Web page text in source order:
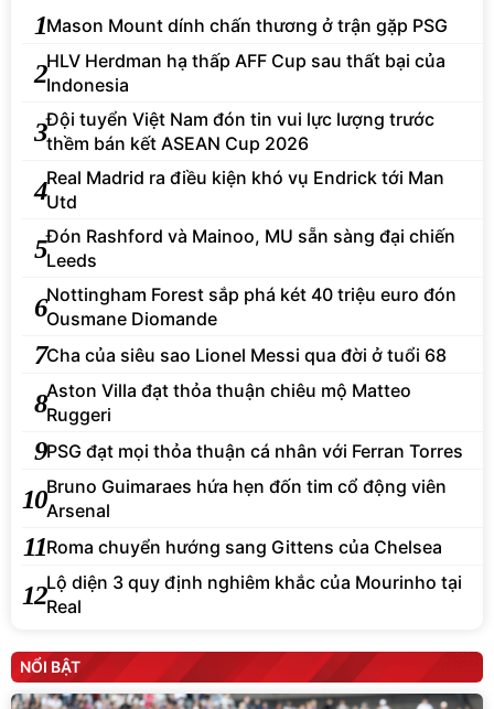
1Mason Mount dính chấn thương ở trận gặp PSG
2HLV Herdman hạ thấp AFF Cup sau thất bại của
Indonesia
3Đội tuyển Việt Nam đón tin vui lực lượng trước
thềm bán kết ASEAN Cup 2026
4Real Madrid ra điều kiện khó vụ Endrick tới Man
Utd
5Đón Rashford và Mainoo, MU sẵn sàng đại chiến
Leeds
6Nottingham Forest sắp phá két 40 triệu euro đón
Ousmane Diomande
7Cha của siêu sao Lionel Messi qua đời ở tuổi 68
8Aston Villa đạt thỏa thuận chiêu mộ Matteo
Ruggeri
9PSG đạt mọi thỏa thuận cá nhân với Ferran Torres
10Bruno Guimaraes hứa hẹn đốn tim cổ động viên
Arsenal
11Roma chuyển hướng sang Gittens của Chelsea
12Lộ diện 3 quy định nghiêm khắc của Mourinho tại
Real
NỔI BẬT